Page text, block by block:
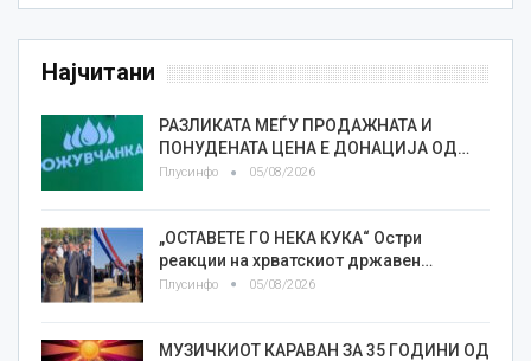
Најчитани
РАЗЛИКАТА МЕЃУ ПРОДАЖНАТА И
ПОНУДЕНАТА ЦЕНА Е ДОНАЦИЈА ОД…
Плусинфо 05/08/2026
„ОСТАВЕТЕ ГО НЕКА КУКА“ Остри
реакции на хрватскиот државен…
Плусинфо 05/08/2026
МУЗИЧКИОТ КАРАВАН ЗА 35 ГОДИНИ ОД